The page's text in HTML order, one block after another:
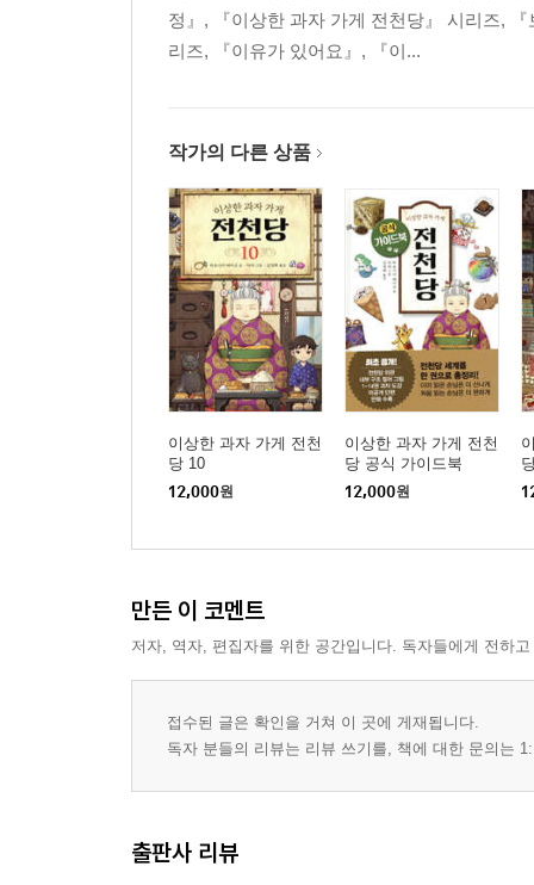
정』, 『이상한 과자 가게 전천당』 시리즈,
리즈, 『이유가 있어요』, 『이...
작가의 다른 상품
이상한 과자 가게 전천
당 10
12,000원
이상한 과자 가게 전천
당 공식 가이드북
12,000원
만든 이 코멘트
저자, 역자, 편집자를 위한 공간입니다. 독자들에게 전하
접수된 글은 확인을 거쳐 이 곳에 게재됩니다.
독자 분들의 리뷰는 리뷰 쓰기를, 책에 대한 문의는
출판사 리뷰